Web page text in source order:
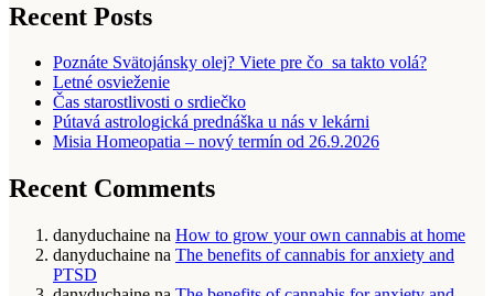
Recent Posts
Poznáte Svätojánsky olej? Viete pre čo sa takto volá?
Letné osvieženie
Čas starostlivosti o srdiečko
Pútavá astrologická prednáška u nás v lekárni
Misia Homeopatia – nový termín od 26.9.2026
Recent Comments
danyduchaine na How to grow your own cannabis at home
danyduchaine na The benefits of cannabis for anxiety and
PTSD